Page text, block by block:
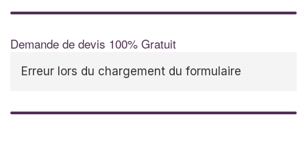
Demande de devis 100% Gratuit
Erreur lors du chargement du formulaire